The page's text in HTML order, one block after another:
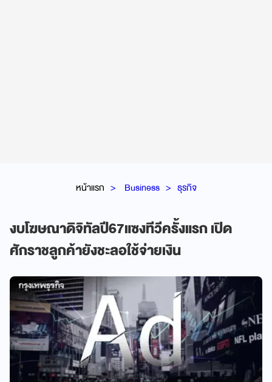
หน้าแรก Business ธุรกิจ
งบโฆษณาดิจิทัลปี67แซงทีวีครั้งแรก เปิด
ศักราชลูกค้ายังชะลอใช้จ่ายเงิน